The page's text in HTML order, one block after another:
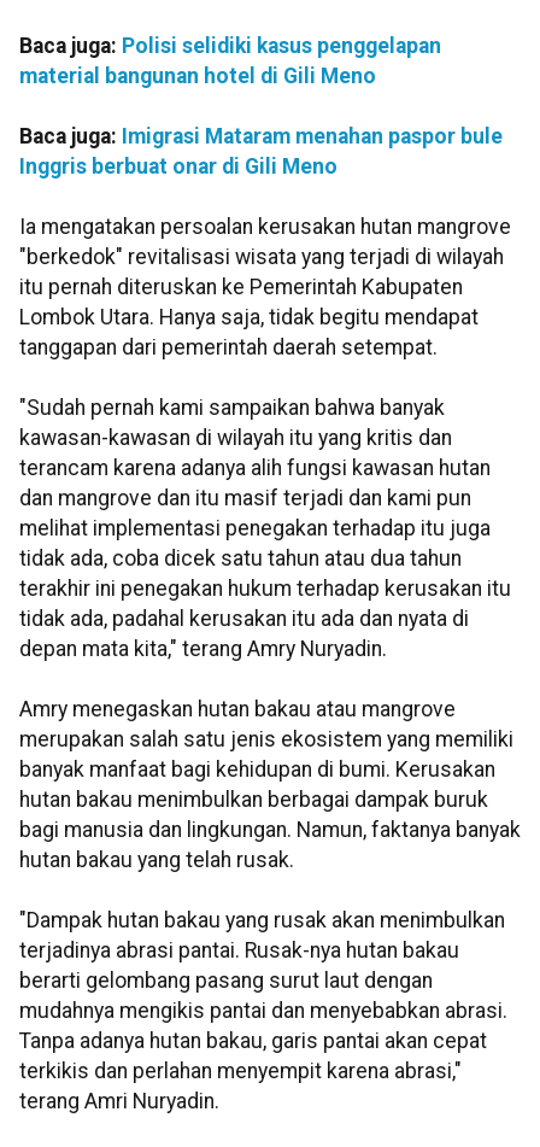
Baca juga: Polisi selidiki kasus penggelapan
material bangunan hotel di Gili Meno
Baca juga: Imigrasi Mataram menahan paspor bule
Inggris berbuat onar di Gili Meno
Ia mengatakan persoalan kerusakan hutan mangrove
"berkedok" revitalisasi wisata yang terjadi di wilayah
itu pernah diteruskan ke Pemerintah Kabupaten
Lombok Utara. Hanya saja, tidak begitu mendapat
tanggapan dari pemerintah daerah setempat.
"Sudah pernah kami sampaikan bahwa banyak
kawasan-kawasan di wilayah itu yang kritis dan
terancam karena adanya alih fungsi kawasan hutan
dan mangrove dan itu masif terjadi dan kami pun
melihat implementasi penegakan terhadap itu juga
tidak ada, coba dicek satu tahun atau dua tahun
terakhir ini penegakan hukum terhadap kerusakan itu
tidak ada, padahal kerusakan itu ada dan nyata di
depan mata kita," terang Amry Nuryadin.
Amry menegaskan hutan bakau atau mangrove
merupakan salah satu jenis ekosistem yang memiliki
banyak manfaat bagi kehidupan di bumi. Kerusakan
hutan bakau menimbulkan berbagai dampak buruk
bagi manusia dan lingkungan. Namun, faktanya banyak
hutan bakau yang telah rusak.
"Dampak hutan bakau yang rusak akan menimbulkan
terjadinya abrasi pantai. Rusak-nya hutan bakau
berarti gelombang pasang surut laut dengan
mudahnya mengikis pantai dan menyebabkan abrasi.
Tanpa adanya hutan bakau, garis pantai akan cepat
terkikis dan perlahan menyempit karena abrasi,"
terang Amri Nuryadin.